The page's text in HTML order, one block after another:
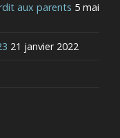
aux parents 5 mai
21 janvier 2022